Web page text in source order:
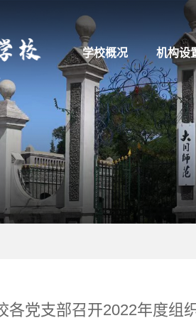
学校概况 机构设
各党支部召开2022年度组